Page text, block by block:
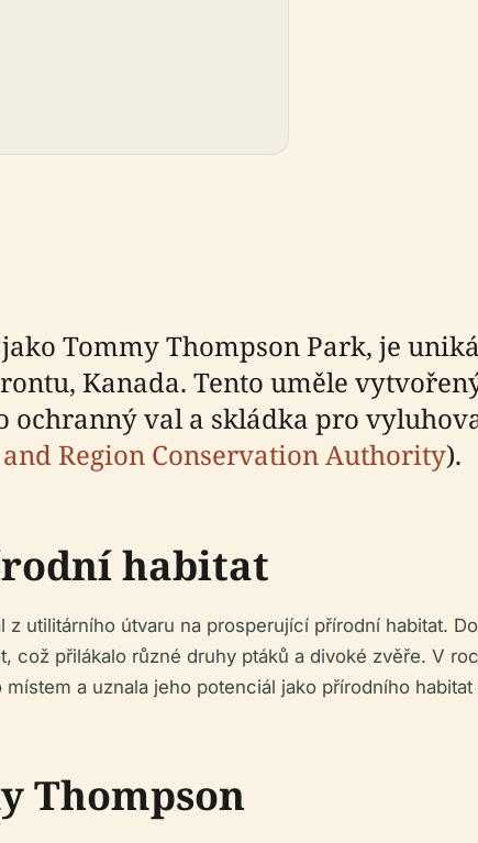
Tommy Thompson Park, je
Kanada. Tento uměle
ochranný val a skládka pro
Region Conservation Authority).
habitat
utilitárního útvaru na prosperující přírodní habitat.
což přilákalo různé druhy ptáků a divoké zvěře. V
a uznala jeho potenciál jako přírodního
Thompson